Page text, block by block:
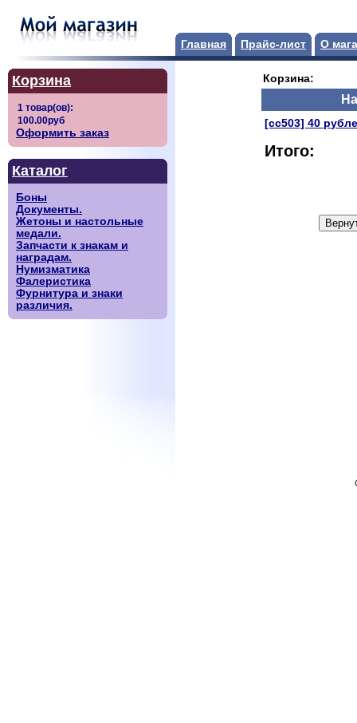
Главная Прайс-лист О
Корзина
Оформить заказ
Каталог
Боны
Документы.
Жетоны и настольные
медали.
Запчасти к знакам и
наградам.
Нумизматика
Фалеристика
Фурнитура и знаки
различия.
Корзина:
[сс503] 40
Итого: